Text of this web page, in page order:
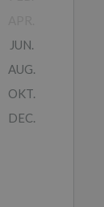
JUN.
AUG.
OKT.
DEC.